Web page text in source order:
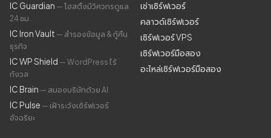
IC Guardian — โฮสติ้งมีวิศวกรดูแล
24 ชม.
IC Iron Vault — สำรองข้อมูล & กู้คืน
ธุรกิจ
IC WP Shield — WordPress ไร้
กังวล
IC Brain — สมองบริษัทด้วย AI
IC Pulse — เฝ้าระวังเซิร์ฟเวอร์
อัจฉริยะ
เช่าเซิร์ฟเวอร์
คลาวด์เซิร์ฟเวอร์
เซิร์ฟเวอร์ VPS
เซิร์ฟเวอร์มือสอง
อะไหล่เซิร์ฟเวอร์มือสอง